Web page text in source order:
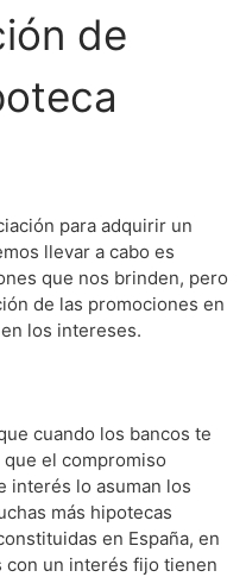
de
para adquirir un
llevar a cabo es
que nos brinden, pero
de las promociones en
los intereses.
cuando los bancos te
el compromiso
interés lo asuman los
más hipotecas
en España, en
con un interés fijo tienen